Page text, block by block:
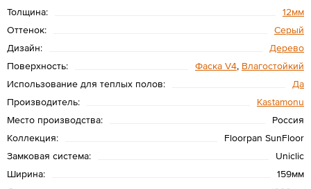
Толщина:
12мм
Оттенок:
Серый
Дизайн:
Дерево
Поверхность:
Фаска V4, Влагостойкий
Использование для теплых полов:
Да
Производитель:
Kastamonu
Место производства:
Россия
Коллекция:
Floorpan SunFloor
Замковая система:
Uniclic
Ширина:
159мм